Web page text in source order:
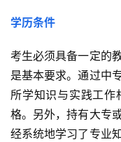
学历条件
考生必须具备一定的
是基本要求。通过中
所学知识与实践工作
格。另外，持有大专
经系统地学习了专业